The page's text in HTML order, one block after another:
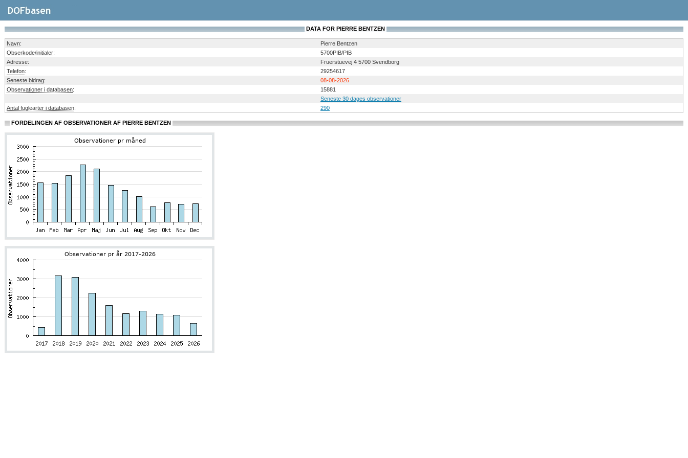
DATA FOR PIERRE BENTZEN
Navn:
Pierre Bentzen
Obserkode/initialer:
5700PIB/PIB
Adresse:
Fruerstuevej 4 5700 Svendborg
Telefon:
29254617
Seneste bidrag:
08-08-2026
Observationer i databasen:
15881
Seneste 30 dages observationer
Antal fuglearter i databasen: 290
FORDELINGEN AF OBSERVATIONER AF PIERRE BENTZEN